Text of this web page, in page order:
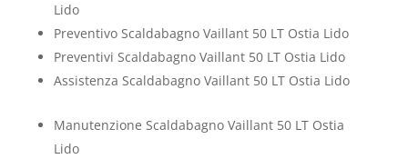
Lido
Preventivo Scaldabagno Vaillant 50 LT Ostia Lido
Preventivi Scaldabagno Vaillant 50 LT Ostia Lido
Assistenza Scaldabagno Vaillant 50 LT Ostia Lido
Manutenzione Scaldabagno Vaillant 50 LT Ostia
Lido